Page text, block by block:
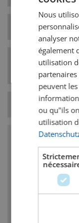
Type de levure
Catégorie de
de bière
Température
Goût
avec
Des ester
Nous
analyser
également
utilisation
peuvent
ou qu"ils
utilisation